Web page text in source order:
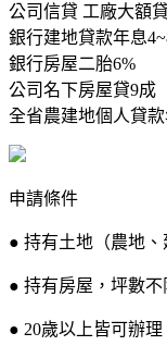
公司信貸 工廠大額
銀行建地貸款年息
銀行房屋二胎6%
公司名下房屋貸9成
全省農建地個人貸
申請條件
● 持有土地（農地、
● 持有房屋，坪數不
● 20歲以上皆可辦